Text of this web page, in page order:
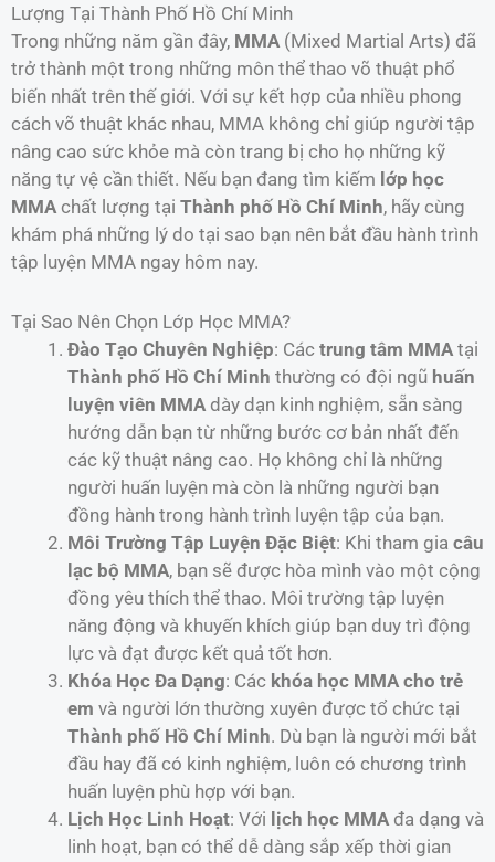
Lượng Tại Thành Phố Hồ Chí Minh
Trong những năm gần đây, MMA (Mixed Martial Arts) đã
trở thành một trong những môn thể thao võ thuật phổ
biến nhất trên thế giới. Với sự kết hợp của nhiều phong
cách võ thuật khác nhau, MMA không chỉ giúp người tập
nâng cao sức khỏe mà còn trang bị cho họ những kỹ
năng tự vệ cần thiết. Nếu bạn đang tìm kiếm lớp học
MMA chất lượng tại Thành phố Hồ Chí Minh, hãy cùng
khám phá những lý do tại sao bạn nên bắt đầu hành trình
tập luyện MMA ngay hôm nay.
Tại Sao Nên Chọn Lớp Học MMA?
Đào Tạo Chuyên Nghiệp: Các trung tâm MMAtại
Thành phố Hồ Chí Minh thường có đội ngũ huấn
luyện viên MMAdày dạn kinh nghiệm, sẵn sàng
hướng dẫn bạn từ những bước cơ bản nhất đến
các kỹ thuật nâng cao. Họ không chỉ là những
người huấn luyện mà còn là những người bạn
đồng hành trong hành trình luyện tập của bạn.
Môi Trường Tập Luyện Đặc Biệt: Khi tham gia câu
lạc bộ MMA, bạn sẽ được hòa mình vào một cộng
đồng yêu thích thể thao. Môi trường tập luyện
năng động và khuyến khích giúp bạn duy trì động
lực và đạt được kết quả tốt hơn.
Khóa Học Đa Dạng: Các khóa học MMA cho trẻ
em và người lớn thường xuyên được tổ chức tại
Thành phố Hồ Chí Minh. Dù bạn là người mới bắt
đầu hay đã có kinh nghiệm, luôn có chương trình
huấn luyện phù hợp với bạn.
Lịch Học Linh Hoạt: Với lịch học MMAđa dạng và
linh hoạt, bạn có thể dễ dàng sắp xếp thời gian